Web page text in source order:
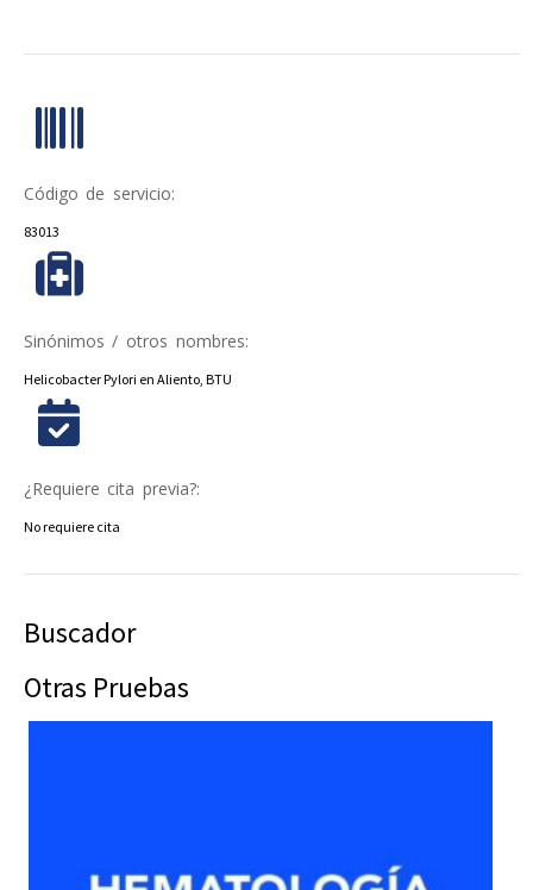
Código de servicio:
83013
Sinónimos / otros nombres:
Helicobacter Pylori en Aliento, BTU
¿Requiere cita previa?:
No requiere cita
Buscador
Otras Pruebas